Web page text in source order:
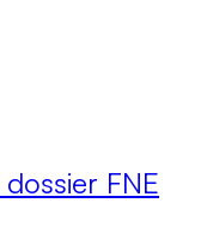
FNE